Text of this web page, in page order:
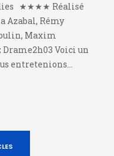
★★★★ Réalisé
Azabal, Rémy
Maxim
Voici un
entretenions…